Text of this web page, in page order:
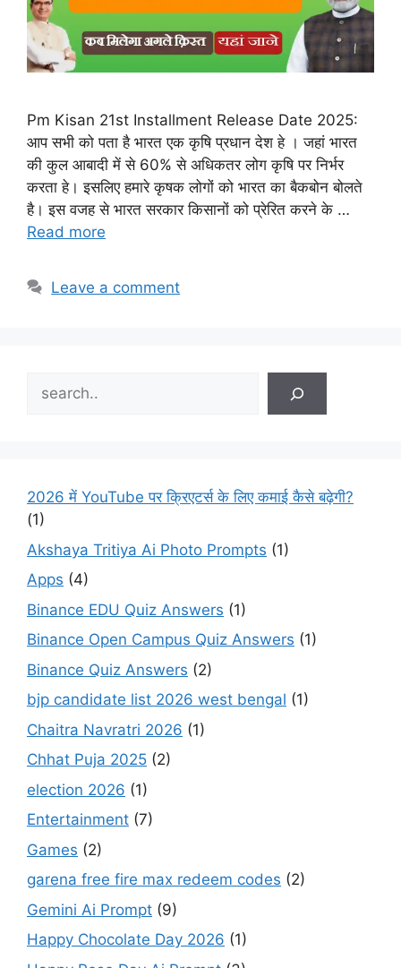
Pm Kisan 21st Installment Release Date 2025:
आप सभी को पता है भारत एक कृषि प्रधान देश हे । जहां भारत
की कुल आबादी में से 60% से अधिकतर लोग कृषि पर निर्भर
करता हे। इसलिए हमारे कृषक लोगों को भारत का बैकबोन बोलते
है। इस वजह से भारत सरकार किसानों को प्रेरित करने के …
Read more
Leave a comment
2026 में YouTube पर क्रिएटर्स के लिए कमाई कैसे बढ़ेगी?
(1)
Akshaya Tritiya Ai Photo Prompts (1)
Apps (4)
Binance EDU Quiz Answers (1)
Binance Open Campus Quiz Answers (1)
Binance Quiz Answers (2)
bjp candidate list 2026 west bengal (1)
Chaitra Navratri 2026 (1)
Chhat Puja 2025 (2)
election 2026 (1)
Entertainment (7)
Games (2)
garena free fire max redeem codes (2)
Gemini Ai Prompt (9)
Happy Chocolate Day 2026 (1)